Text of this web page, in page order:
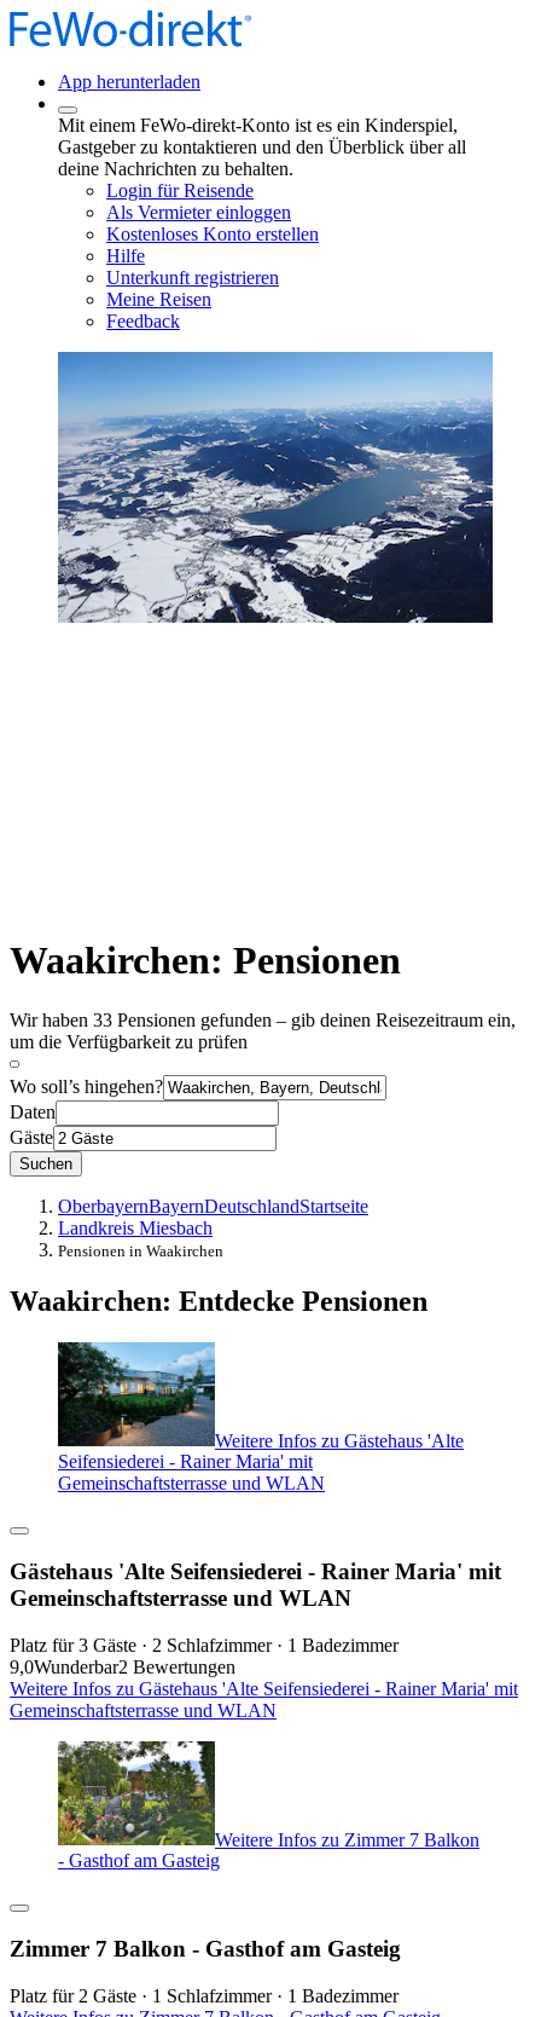
App herunterladen
Mit einem FeWo-direkt-Konto ist es ein Kinderspiel,
Gastgeber zu kontaktieren und den Überblick über all
deine Nachrichten zu behalten.
Login für Reisende
Als Vermieter einloggen
Kostenloses Konto erstellen
Hilfe
Unterkunft registrieren
Meine Reisen
Feedback
Waakirchen: Pensionen
Wir haben 33 Pensionen gefunden – gib deinen Reisezeitraum ein,
um die Verfügbarkeit zu prüfen
Wo soll’s hingehen?
Daten
Gäste
Suchen
OberbayernBayernDeutschlandStartseite
Landkreis Miesbach
Pensionen in Waakirchen
Waakirchen: Entdecke Pensionen
Weitere Infos zu Gästehaus 'Alte
Seifensiederei - Rainer Maria' mit
Gemeinschaftsterrasse und WLAN
Gästehaus 'Alte Seifensiederei - Rainer Maria' mit
Gemeinschaftsterrasse und WLAN
Platz für 3 Gäste · 2 Schlafzimmer · 1 Badezimmer
9,0Wunderbar2 Bewertungen
Weitere Infos zu Gästehaus 'Alte Seifensiederei - Rainer Maria' mit
Gemeinschaftsterrasse und WLAN
Weitere Infos zu Zimmer 7 Balkon
- Gasthof am Gasteig
Zimmer 7 Balkon - Gasthof am Gasteig
Platz für 2 Gäste · 1 Schlafzimmer · 1 Badezimmer